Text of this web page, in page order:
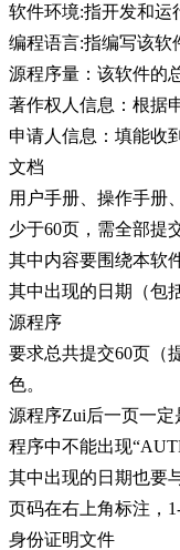
软件环境:指开发和运
编程语言:指编写该软
源程序量：该软件的
著作权人信息：根据
申请人信息：填能收
文档
用户手册、操作手册
少于60页，需全部提
其中内容要围绕本软
其中出现的日期（包
源程序
要求总共提交60页（
色。
源程序Zui后一页一定
程序中不能出现
其中出现的日期也要
页码在右上角标注，
身份证明文件